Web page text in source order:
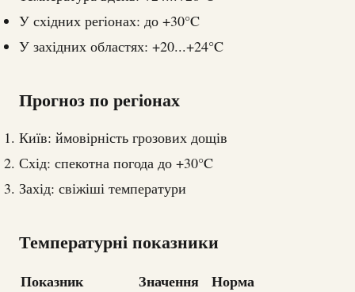
У східних регіонах: до +30°C
У західних областях: +20...+24°C
Прогноз по регіонах
Київ: ймовірність грозових дощів
Схід: спекотна погода до +30°C
Захід: свіжіші температури
Температурні показники
Показник Значення Норма